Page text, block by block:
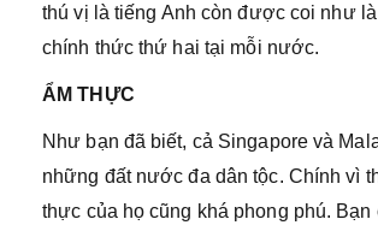
thú vị là tiếng Anh còn được coi như
chính thức thứ hai tại mỗi nước.
ẨM THỰC
Như bạn đã biết, cả Singapore và
những đất nước đa dân tộc. Chính vì
thực của họ cũng khá phong phú. Bạn